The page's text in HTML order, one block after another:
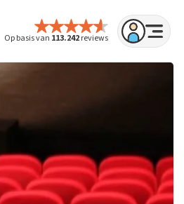
Op basis van 113.242reviews